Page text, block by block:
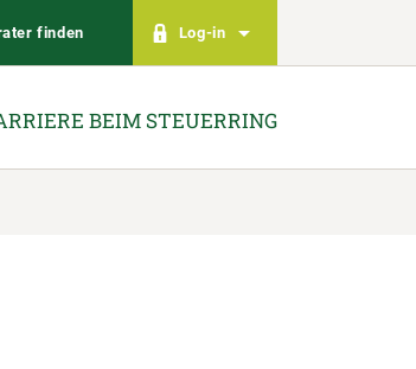
finden Log-in
BEIM STEUERRING